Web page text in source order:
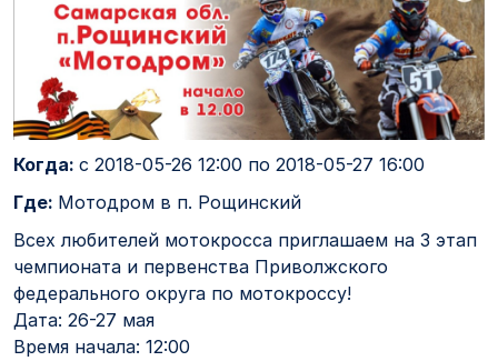
Когда: с 2018-05-26 12:00 по 2018-05-27 16:00
Где: Мотодром в п. Рощинский
Всех любителей мотокросса приглашаем на 3 этап
чемпионата и первенства Приволжского
федерального округа по мотокроссу!
Дата: 26-27 мая
Время начала: 12:00